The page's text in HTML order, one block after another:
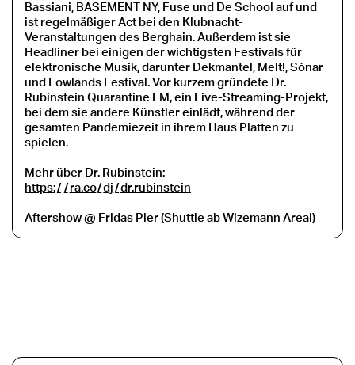
Bassiani, BASEMENT NY, Fuse und De School auf und
ist regelmäßiger Act bei den Klubnacht-
Veranstaltungen des Berghain. Außerdem ist sie
Headliner bei einigen der wichtigsten Festivals für
elektronische Musik, darunter Dekmantel, Melt!, Sónar
und Lowlands Festival. Vor kurzem gründete Dr.
Rubinstein Quarantine FM, ein Live-Streaming-Projekt,
bei dem sie andere Künstler einlädt, während der
gesamten Pandemiezeit in ihrem Haus Platten zu
spielen.
Mehr über Dr. Rubinstein:
https:/ / ra.co/dj /dr.rubinstein
Aftershow @ Fridas Pier (Shuttle ab Wizemann Areal)